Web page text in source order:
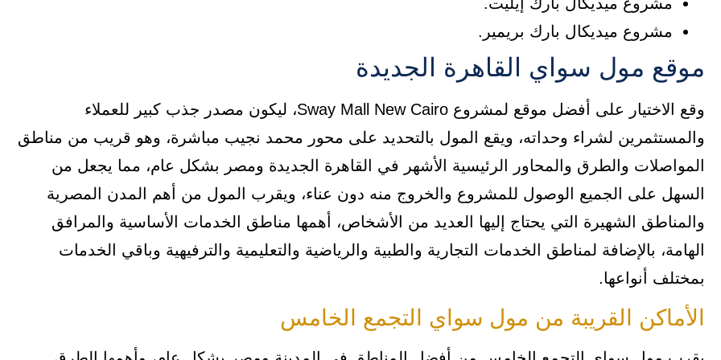
مشروع ميديكال بارك بريمير.
موقع مول سواي القاهرة الجديدة
وقع الاختيار على أفضل موقع لمشروع Sway Mall New Cairo، ليكون مصدر جذب كبير للعملاء
والمستثمرين لشراء وحداته، ويقع المول بالتحديد على محور محمد نجيب مباشرة، وهو قريب من مناطق
المواصلات والطرق والمحاور الرئيسية الأشهر في القاهرة الجديدة ومصر بشكل عام، مما يجعل من
السهل على الجميع الوصول للمشروع والخروج منه دون عناء، ويقرب المول من أهم المدن المصرية
والمناطق الشهيرة التي يحتاج إليها العديد من الأشخاص، أهمها مناطق الخدمات الأساسية والمرافق
الهامة، بالإضافة لمناطق الخدمات التجارية والطبية والرياضية والتعليمية والترفيهية وباقي الخدمات
بمختلف أنواعها.
الأماكن القريبة من مول سواي التجمع الخامس